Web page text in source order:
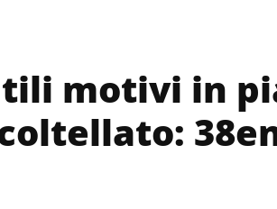
motivi in